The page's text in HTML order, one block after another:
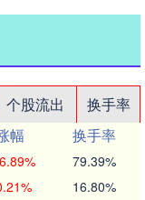
个股流出
换手率
幅
换手率
79.39%
16.80%